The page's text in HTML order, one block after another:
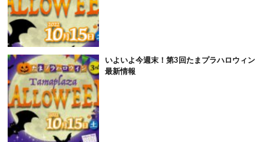
いよいよ今週末！第3回たまプラハロウィン
最新情報